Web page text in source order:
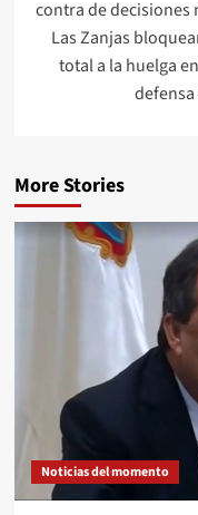
contra de
Las Zanjas
total a la huelga
defensa
More Stories
Noticias del momento